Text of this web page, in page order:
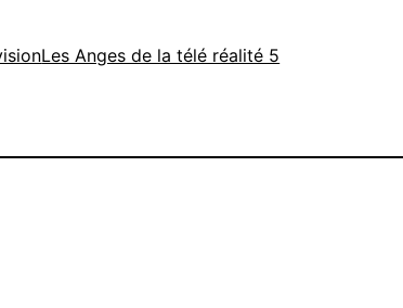
Les Anges de la télé réalité 5